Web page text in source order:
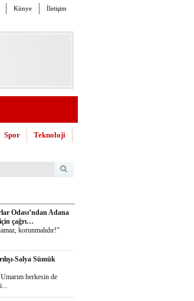
Künye İletişim
Spor Teknoloji
Odası’ndan Adana
çağrı…
korunmalıdır!”
Salya Sümük
herkesin de